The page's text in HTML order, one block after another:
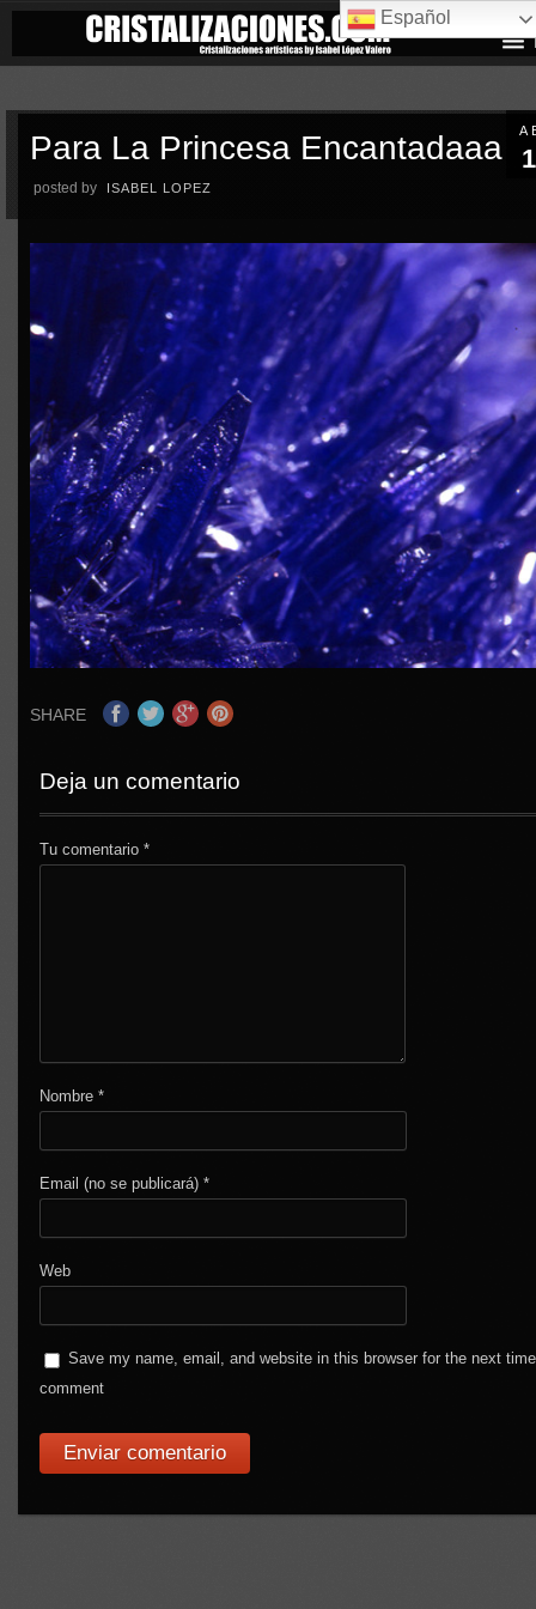
Para La Princesa Encantadaaa
posted by ISABEL LOPEZ
SHARE
Deja un comentario
Tu comentario*
Nombre*
Email (no se publicará)*
Web
Save my name, email, and website in this browser for the next
comment
Español